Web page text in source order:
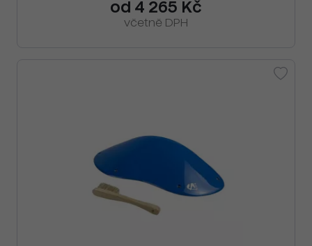
od 4 265 Kč
včetně DPH